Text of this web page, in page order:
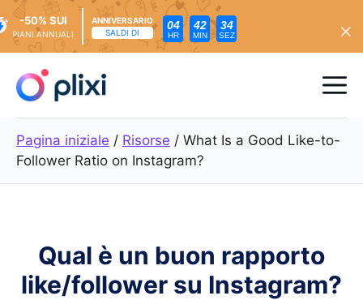
contenuto
-50% SUI
PIANI ANNUALI
ANNIVERSARIO
SALDI DI
04
HR
42
MIN
33
SEZ
Pagina iniziale / Risorse / What Is a Good Like-to-
Follower Ratio on Instagram?
Qual è un buon rapporto
like/follower su Instagram?